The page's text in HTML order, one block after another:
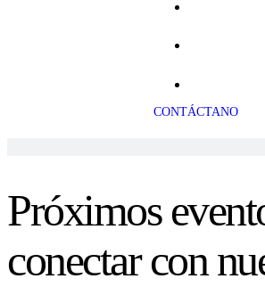
CONTÁCTANO
Próximos
conectar con